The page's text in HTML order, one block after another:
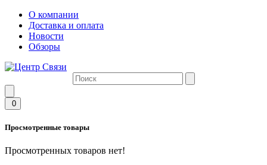
О компании
Доставка и оплата
Новости
Обзоры
0
Просмотренные товары
Просмотренных товаров нет!